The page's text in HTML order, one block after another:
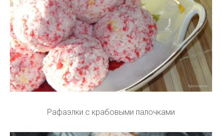
Рафаэлки с крабовыми палочками